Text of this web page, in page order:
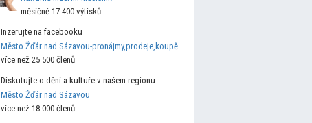
měsíčně 17 400 výtisků
Inzerujte na facebooku
Město Žďár nad Sázavou-pronájmy,prodeje,koupě
více než 25 500 členů
Diskutujte o dění a kultuře v našem regionu
Město Žďár nad Sázavou
více než 18 000 členů